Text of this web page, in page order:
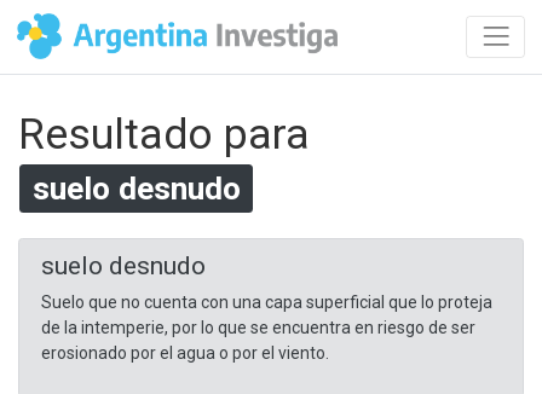
Resultado para
suelo desnudo
suelo desnudo
Suelo que no cuenta con una capa superficial que lo proteja
de la intemperie, por lo que se encuentra en riesgo de ser
erosionado por el agua o por el viento.